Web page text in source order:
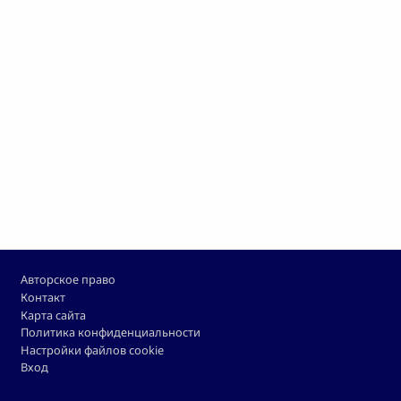
Авторское право
Контакт
Карта сайта
Политика конфиденциальности
Настройки файлов cookie
Вход